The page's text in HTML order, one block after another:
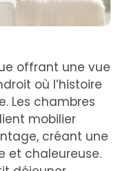
offrant une vue
où l’histoire
Les chambres
mobilier
créant une
et chaleureuse.